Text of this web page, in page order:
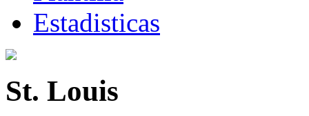
Estadisticas
St. Louis